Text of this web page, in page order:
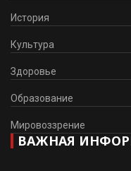
История
Культура
Здоровье
Образование
Мировоззрение
ВАЖНАЯ